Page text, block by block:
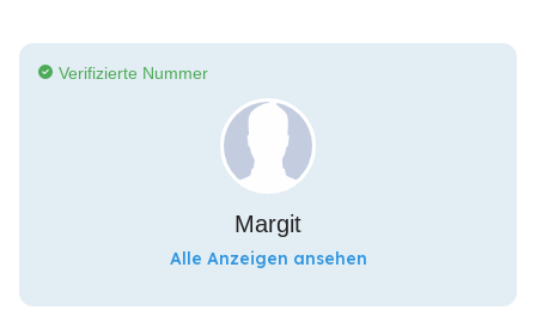
Verifizierte Nummer
Margit
Alle Anzeigen ansehen